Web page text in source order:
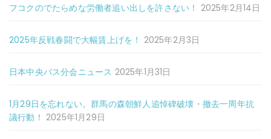
フコクのでたらめな労働者追い出しを許さない！ 2025年2月14日
2025年反戦春闘で大幅賃上げを！ 2025年2月3日
日本中央バス分会ニュース 2025年1月31日
1月29日を忘れない。群馬の森朝鮮人追悼碑破壊・撤去一周年抗
議行動！ 2025年1月29日